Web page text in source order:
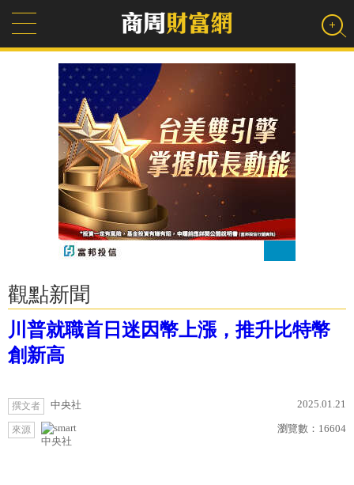
觀點新聞
川普就職首日迷因幣上漲，推升比特幣
創新高
撰文者 中央社 2025.01.21
來源
中央社
瀏覽數： 16604